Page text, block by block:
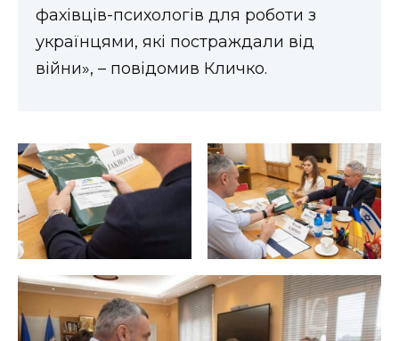
фахівців-психологів для роботи з
українцями, які постраждали від
війни», – повідомив Кличко.